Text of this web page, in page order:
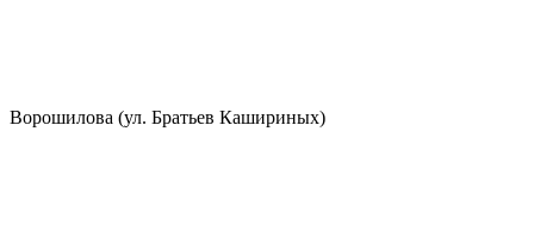
Ворошилова (ул. Братьев Кашириных)